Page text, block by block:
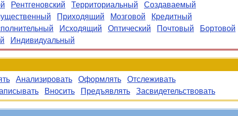
Рентгеновский Территориальный
Создаваемый
Приходящий Мозговой
Кредитный
Исходящий Оптический Почтовый
Бортовой
Индивидуальный
Анализировать Оформлять
Отслеживать
Вносить Предъявлять Засвидетельствовать